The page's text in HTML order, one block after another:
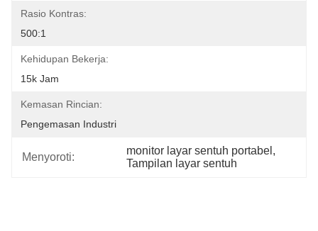
Rasio Kontras:
500:1
Kehidupan Bekerja:
15k Jam
Kemasan Rincian:
Pengemasan Industri
Menyoroti:
monitor layar sentuh portabel ,
Tampilan layar sentuh